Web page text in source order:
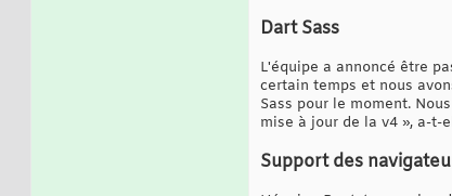
Dart Sass
L'équipe a annoncé être
certain temps et nous
Sass pour le moment.
mise à jour de la v4 », a-t-
Support des